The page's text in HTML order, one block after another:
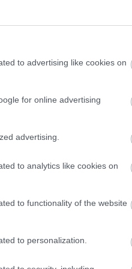
to advertising like cookies on
for online advertising
advertising.
to analytics like cookies on
to functionality of the website
to personalization.
trochu osobité,
Preto sme ju
má kúpeľňa okno, inak